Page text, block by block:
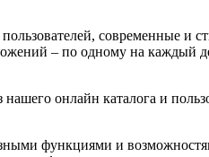
современные и
– по одному на каждый
онлайн каталога и
функциями и